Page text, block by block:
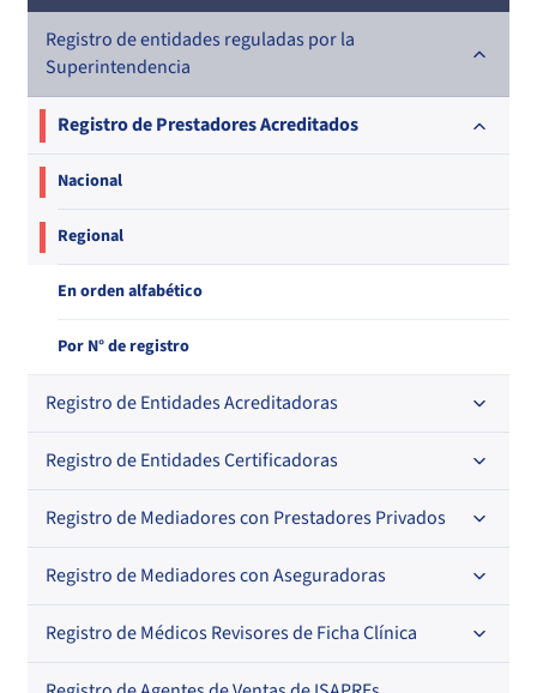
Registro de entidades reguladas por la
Superintendencia
Registro de Prestadores Acreditados
Nacional
Regional
En orden alfabético
Por N° de registro
Registro de Entidades Acreditadoras
En orden alfabético
Por N° de registro
Regional
Registro de Entidades Certificadoras
Por orden alfabético
Por N° de registro
Registro de Mediadores con Prestadores Privados
Por orden alfabético
Por N° de registro
Por profesión
Registro de Mediadores con Aseguradoras
Regional
Por orden alfabético
Registro de Médicos Revisores de Ficha Clínica